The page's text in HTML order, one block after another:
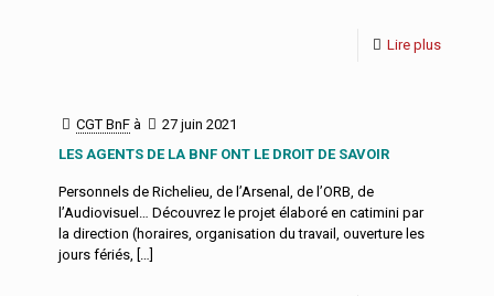
Lire plus
CGT BnF à
27 juin 2021
LES AGENTS DE LA BNF ONT LE DROIT DE SAVOIR
Personnels de Richelieu, de l’Arsenal, de l’ORB, de
l’Audiovisuel… Découvrez le projet élaboré en catimini par
la direction (horaires, organisation du travail, ouverture les
jours fériés, […]